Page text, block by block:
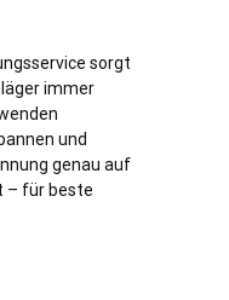
sorgt
immer
und
genau auf
– für beste